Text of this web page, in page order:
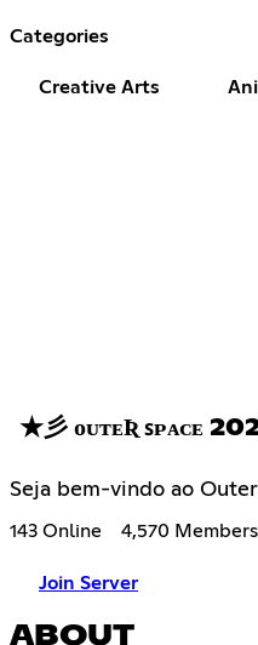
Categories
Creative Arts
★彡 ᴏᴜᴛᴇƦ ꜱᴘᴀᴄᴇ
Seja bem-vindo ao
143 Online 4,570 Members
Join Server
ABOUT